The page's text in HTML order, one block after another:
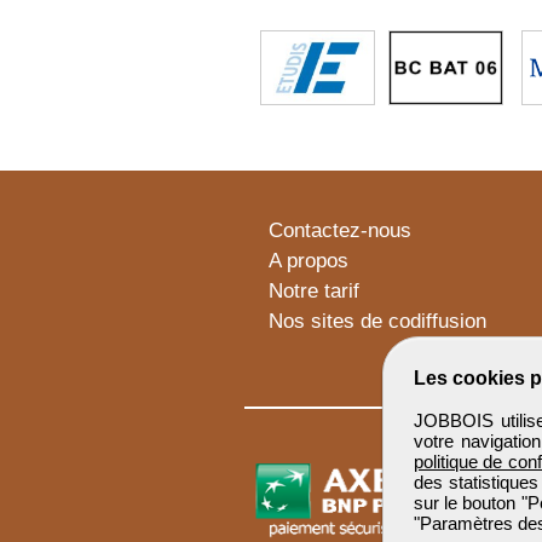
Les cookies
JOBBOIS
votre
politique de
des
sur le bouton
"Paramètres
Contactez-nous
A propos
Notre tarif
Nos sites de codiffusion